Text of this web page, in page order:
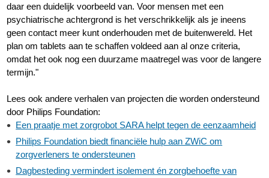
daar een duidelijk voorbeeld van. Voor mensen met een
psychiatrische achtergrond is het verschrikkelijk als je ineens
geen contact meer kunt onderhouden met de buitenwereld. Het
plan om tablets aan te schaffen voldeed aan al onze criteria,
omdat het ook nog een duurzame maatregel was voor de langere
termijn."
Lees ook andere verhalen van projecten die worden ondersteund
door Philips Foundation:
Een praatje met zorgrobot SARA helpt tegen de eenzaamheid
Philips Foundation biedt financiële hulp aan ZWiC om
zorgverleners te ondersteunen
Dagbesteding vermindert isolement én zorgbehoefte van